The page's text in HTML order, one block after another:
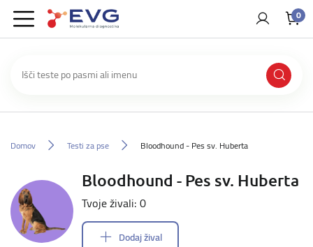
0
Domov Testi za pse Bloodhound - Pes sv. Huberta
Bloodhound - Pes sv. Huberta
Tvoje živali: 0
Dodaj žival